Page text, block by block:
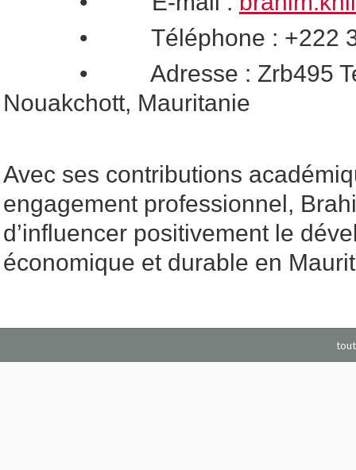
• Téléphone : +222
• Adresse : Zrb495
Nouakchott, Mauritanie
Avec ses contributions
engagement professionnel,
d’influencer positivement le
économique et durable en